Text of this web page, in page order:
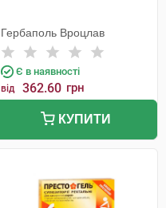
Гербаполь Вроцлав
Є в наявності
від 362.60 грн
КУПИТИ